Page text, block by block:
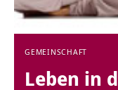
GEMEINSCHAFT
Leben in